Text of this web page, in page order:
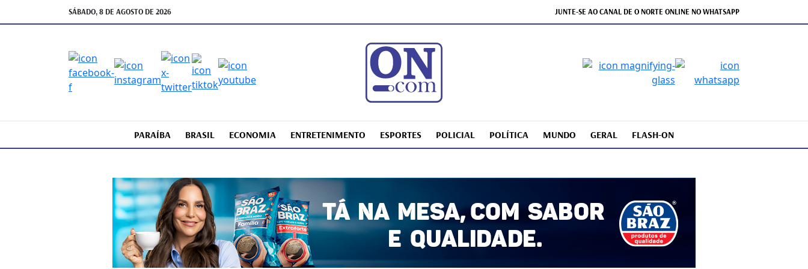
SÁBADO, 8 DE AGOSTO DE 2026 JUNTE-SE AO CANAL DE O NORTE ONLINE NO WHATSAPP
PARAÍBA BRASIL ECONOMIA ENTRETENIMENTO ESPORTES POLICIAL POLÍTICA MUNDO GERAL FLASH-ON